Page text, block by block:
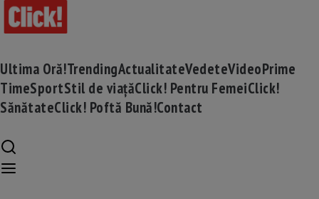
Ultima Oră!TrendingActualitateVedeteVideoPrime
TimeSportStil de viațăClick! Pentru FemeiClick!
SănătateClick! Poftă Bună!Contact